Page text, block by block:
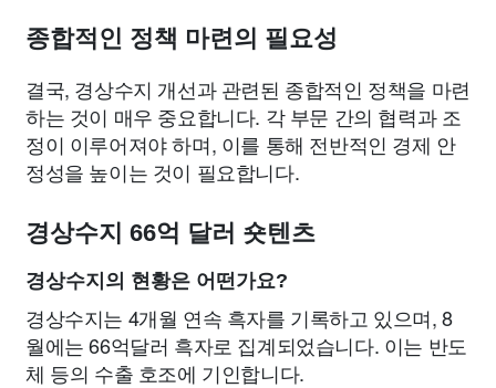
종합적인 정책 마련의 필요성
결국, 경상수지 개선과 관련된 종합적인 정책을 마련
하는 것이 매우 중요합니다. 각 부문 간의 협력과 조
정이 이루어져야 하며, 이를 통해 전반적인 경제 안
정성을 높이는 것이 필요합니다.
경상수지 66억 달러 숏텐츠
경상수지의 현황은 어떤가요?
경상수지는 4개월 연속 흑자를 기록하고 있으며, 8
월에는 66억달러 흑자로 집계되었습니다. 이는 반도
체 등의 수출 호조에 기인합니다.